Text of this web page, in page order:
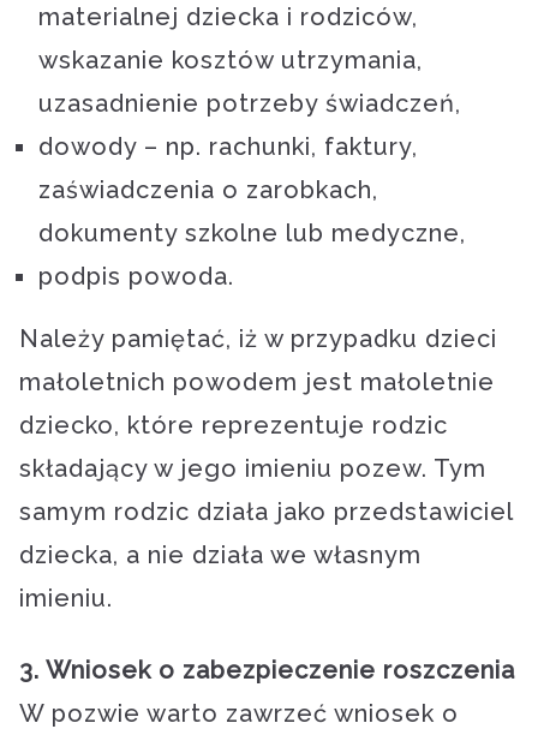
materialnej dziecka i rodziców,
wskazanie kosztów utrzymania,
uzasadnienie potrzeby świadczeń,
dowody – np. rachunki, faktury,
zaświadczenia o zarobkach,
dokumenty szkolne lub medyczne,
podpis powoda.
Należy pamiętać, iż w przypadku dzieci
małoletnich powodem jest małoletnie
dziecko, które reprezentuje rodzic
składający w jego imieniu pozew. Tym
samym rodzic działa jako przedstawiciel
dziecka, a nie działa we własnym
imieniu.
3. Wniosek o zabezpieczenie roszczenia
W pozwie warto zawrzeć wniosek o